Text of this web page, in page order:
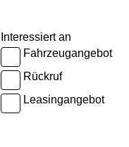
Interessiert an
Fahrzeugangebot
Rückruf
Leasingangebot